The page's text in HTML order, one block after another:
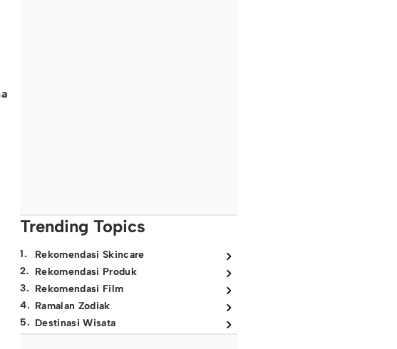
Trending Topics
1.
Rekomendasi Skincare
2. Rekomendasi Produk
3. Rekomendasi Film
4. Ramalan Zodiak
5. Destinasi Wisata